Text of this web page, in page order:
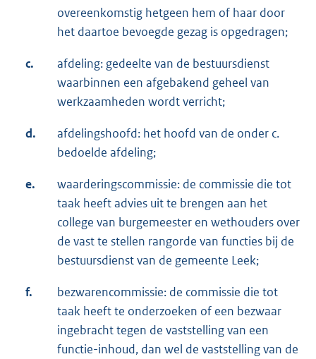
overeenkomstig hetgeen hem of haar door
het daartoe bevoegde gezag is opgedragen;
c.
afdeling: gedeelte van de bestuursdienst
waarbinnen een afgebakend geheel van
werkzaamheden wordt verricht;
d.
afdelingshoofd: het hoofd van de onder c.
bedoelde afdeling;
e.
waarderingscommissie: de commissie die tot
taak heeft advies uit te brengen aan het
college van burgemeester en wethouders over
de vast te stellen rangorde van functies bij de
bestuursdienst van de gemeente Leek;
f.
bezwarencommissie: de commissie die tot
taak heeft te onderzoeken of een bezwaar
ingebracht tegen de vaststelling van een
functie-inhoud, dan wel de vaststelling van de